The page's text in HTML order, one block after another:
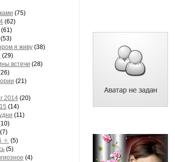
(75)
(62)
(61)
(53)
я живу (38)
(29)
встечи (28)
(21)
2014 (20)
(14)
(11)
(7)
🔅 (5)
(5)
(4)